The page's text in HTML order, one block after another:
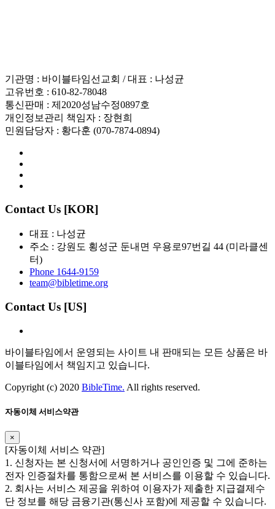
기관명 : 바이블타임선교회 / 대표 : 나성균
고유번호 : 610-82-78048
통신판매 : 제2020성남수정0897호
개인정보관리 책임자 : 장현희
민원담당자 : 황다훈 (070-7874-0894)
Contact Us [KOR]
대표 : 나성균
주소 : 강원도 횡성군 둔내면 우용로97번길 44 (미라클센
터)
Phone 1644-9159
team@bibletime.org
Contact Us [US]
바이블타임에서 운영되는 사이트 내 판매되는 모든 상품은 바
이블타임에서 책임지고 있습니다.
Copyright (c) 2020 BibleTime. All rights reserved.
자동이체 서비스약관
×
​​[자동이체 서비스 약관]
1. 신청자는 본 신청서에 서명하거나 공인인증 및 그에 준하는
전자 인증절차를 통함으로써 본 서비스를 이용할 수 있습니다.
2. 회사는 서비스 제공을 위하여 이용자가 제출한 지급결제수
단 정보를 해당 금융기관(통신사 포함)에 제공할 수 있습니다.